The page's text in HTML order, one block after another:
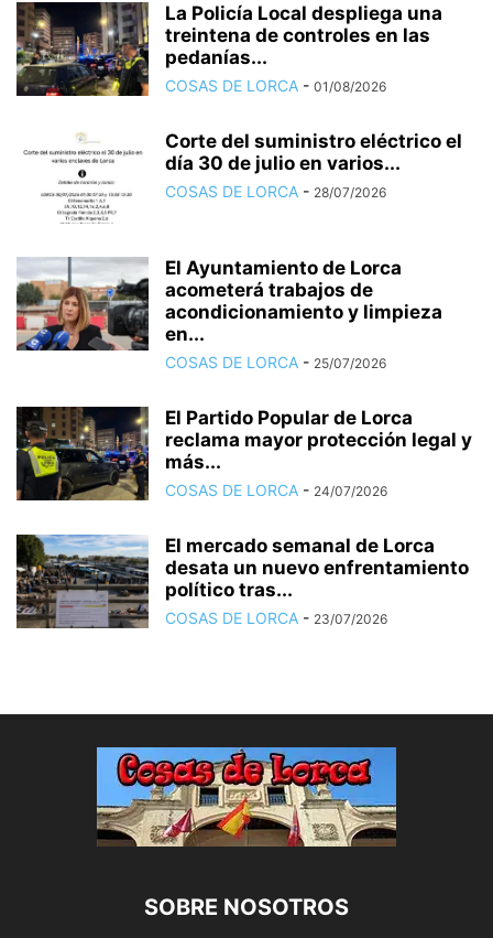
La Policía Local despliega una
treintena de controles en las
pedanías...
COSAS DE LORCA - 01/08/2026
Corte del suministro eléctrico el
día 30 de julio en varios...
COSAS DE LORCA - 28/07/2026
El Ayuntamiento de Lorca
acometerá trabajos de
acondicionamiento y limpieza
en...
COSAS DE LORCA - 25/07/2026
El Partido Popular de Lorca
reclama mayor protección legal y
más...
COSAS DE LORCA - 24/07/2026
El mercado semanal de Lorca
desata un nuevo enfrentamiento
político tras...
COSAS DE LORCA - 23/07/2026
SOBRE NOSOTROS